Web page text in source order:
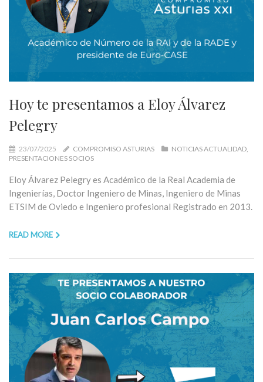
Hoy te presentamos a Eloy Álvarez
Pelegry
23/07/2025 COMPROMISO ASTURIAS
NOTICIAS ACTUALIDAD
PRESENTACIONES SOCIOS
Eloy Álvarez Pelegry es Académico de la Real Academia de
Ingenierías, Doctor Ingeniero de Minas, Ingeniero de Minas
ETSIM de Oviedo e Ingeniero profesional Registrado en 2013.
READ MORE